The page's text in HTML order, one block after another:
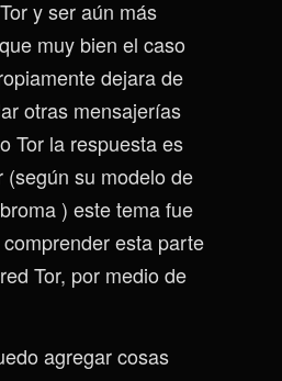
y ser aún más
muy bien el caso
dejara de
otras mensajerías
Tor la respuesta es
(según su modelo de
) este tema fue
esta parte
Tor, por medio de
agregar cosas